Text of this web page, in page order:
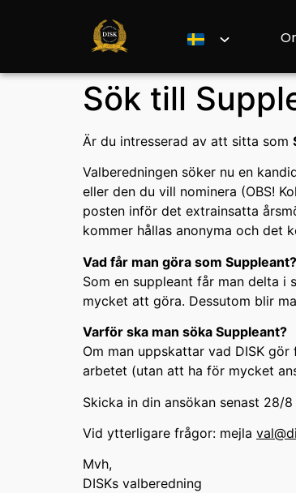
Sök till
Är du intresserad av att sitta som
Valberedningen söker nu en
eller den du vill nominera (OBS!
posten inför det extrainsatta
kommer hållas anonyma och det
Vad får man göra som Suppleant?
Som en suppleant får man delta
mycket att göra. Dessutom blir
Varför ska man söka Suppleant?
Om man uppskattar vad DISK
arbetet (utan att ha för mycket
Skicka in din ansökan senast 28/8
Vid ytterligare frågor: mejla
Mvh,
DISKs valberedning